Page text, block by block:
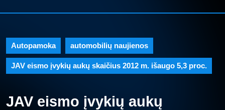
Autopamoka automobilių naujienos
JAV eismo įvykių aukų skaičius 2012 m. išaugo 5,3 proc.
JAV eismo įvykių aukų